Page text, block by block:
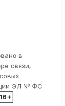
в
связи,
ЭЛ № ФС
16+